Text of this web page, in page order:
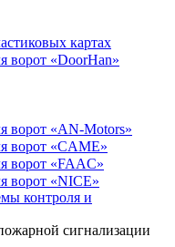
картах
ворот «DoorHan»
ворот «AN-Motors»
ворот «CAME»
ворот «FAAC»
ворот «NICE»
контроля и
сигнализации